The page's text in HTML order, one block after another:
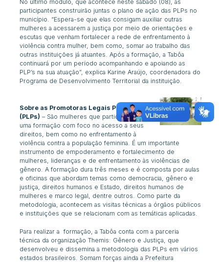
No último módulo, que acontece neste sábado (08), as
participantes construirão juntas o plano de ação das PLPs no
município. “Espera-se que elas consigam auxiliar outras
mulheres a acessarem a justiça por meio de orientações e
escutas que venham fortalecer a rede de enfrentamento à
violência contra mulher, bem como, somar ao trabalho das
outras instituições já atuantes. Após a formação, a Tabôa
continuará por um período acompanhando e apoiando as
PLP’s na sua atuação”, explica Karine Araújo, coordenadora do
Programa de Desenvolvimento Territorial da instituição.
Sobre as Promotoras Legais Populares
(PLPs) – São mulheres que participam de
uma formação com foco no acesso a seus
direitos, bem como no enfrentamento à
violência contra a população feminina. É um importante
instrumento de empoderamento e fortalecimento de
mulheres, lideranças e de enfrentamento às violências de
gênero. A formação dura três meses e é composta por aulas
e oficinas que abordam temas como democracia, gênero e
justiça, direitos humanos e Estado, direitos humanos de
mulheres e marco legal, dentre outros. Como parte da
metodologia, acontecem as visitas técnicas a órgãos públicos
e instituições que se relacionam com as temáticas aplicadas.
Para realizar a formação, a Tabôa conta com a parceria
técnica da organização Themis: Gênero e Justiça, que
desenvolveu e dissemina a metodologia das PLPs em vários
estados brasileiros. Somam forças ainda a Prefeitura